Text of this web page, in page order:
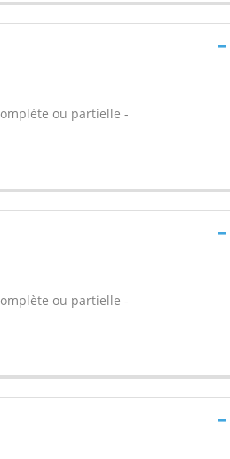
ou partielle -
ou partielle -